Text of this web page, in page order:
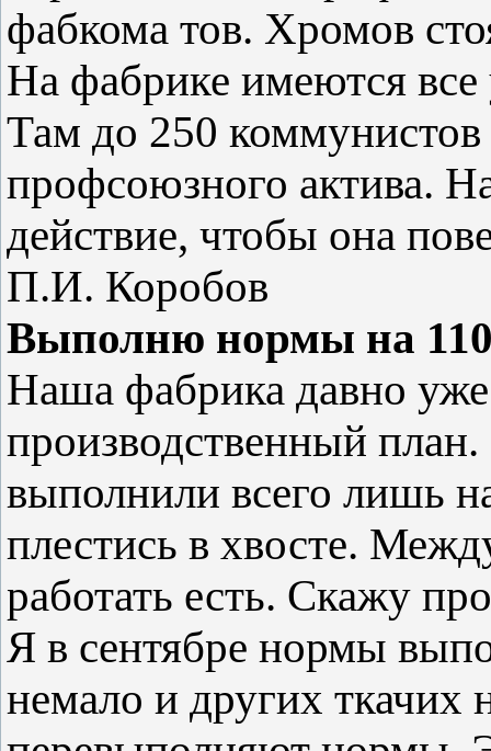
фабкома тов. Хромов
На фабрике имеются
Там до 250
профсоюзного актива.
действие, чтобы она
П.И. Коробов
Выполню нормы на
Наша фабрика давно
производственный
выполнили всего лишь
плестись в хвосте.
работать есть. Скажу
Я в сентябре нормы
немало и других ткачих